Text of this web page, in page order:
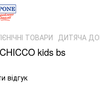
ТОВАРИ ДИТЯЧА
kids bs
відгук